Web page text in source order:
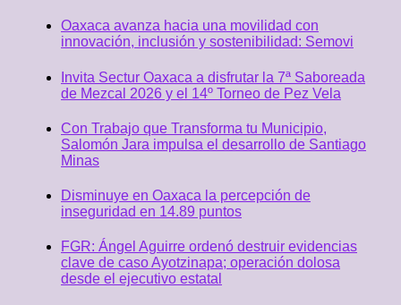
Oaxaca avanza hacia una movilidad con
innovación, inclusión y sostenibilidad: Semovi
Invita Sectur Oaxaca a disfrutar la 7ª Saboreada
de Mezcal 2026 y el 14º Torneo de Pez Vela
Con Trabajo que Transforma tu Municipio,
Salomón Jara impulsa el desarrollo de Santiago
Minas
Disminuye en Oaxaca la percepción de
inseguridad en 14.89 puntos
FGR: Ángel Aguirre ordenó destruir evidencias
clave de caso Ayotzinapa; operación dolosa
desde el ejecutivo estatal